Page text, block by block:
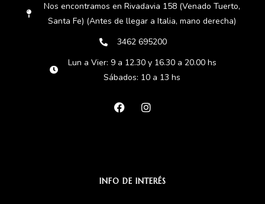
Nos encontramos en Rivadavia 158 (Venado Tuerto,
Santa Fe) (Antes de llegar a Italia, mano derecha)
3462 695200
Lun a Vier: 9 a 12.30 y 16.30 a 20.00 hs
Sábados: 10 a 13 hs
INFO DE INTERÉS